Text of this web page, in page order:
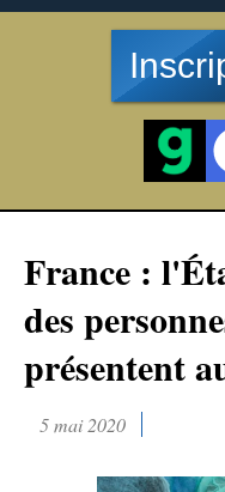
France :
des
présentent
5 mai 2020